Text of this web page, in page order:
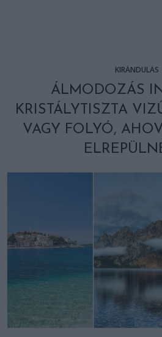
KIRÁNDULÁS
ÁLMODOZÁS
KRISTÁLYTISZTA
VAGY FOLYÓ,